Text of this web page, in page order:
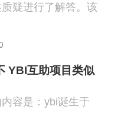
疑进行了解答。该
YBI互助项目类似
容是：ybi诞生于